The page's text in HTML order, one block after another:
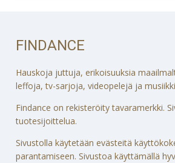
FINDANCE
Hauskoja juttuja, erikoisuuksia
leffoja, tv-sarjoja, videopelejä ja
Findance on rekisteröity tavaramerkki.
tuotesijoittelua.
Sivustolla käytetään evästeitä
parantamiseen. Sivustoa käyttämällä